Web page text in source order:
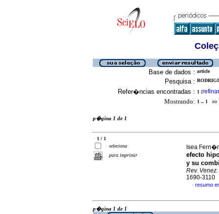
Base de dados : article
Pesquisa :
Refer�ncias encontradas : 1 [refinar
Mostrando: 1 .. 1 no
p�gina 1 de 1
1 / 1
seleciona
para imprimir
Isea
efecto
y su
Rev.
1690-3110
· resumo
p�gina 1 de 1